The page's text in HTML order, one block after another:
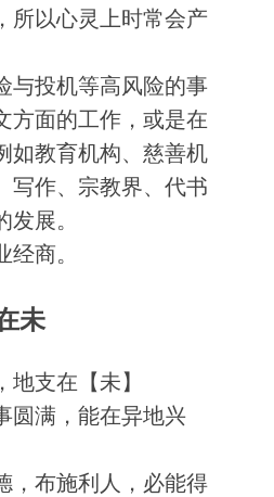
所以心灵上时常会产
与投机等高风险的事
方面的工作，或是在
如教育机构、慈善机
写作、宗教界、代书
展。
商。
未
，地支在【未】
圆满，能在异地兴
，布施利人，必能得